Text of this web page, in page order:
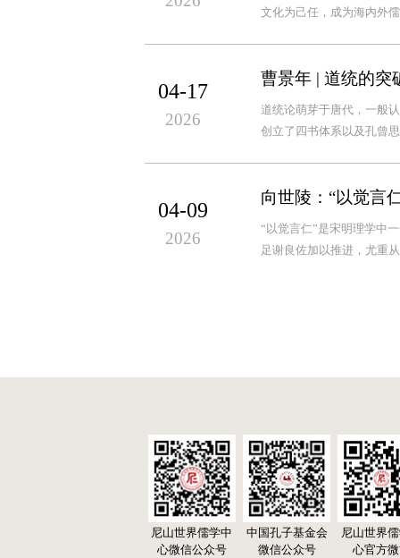
文化为己任，成为海内外
04-17
2026
曹景年 | 道统的突
道统论萌芽于唐代，一般
创立了四书体系以及孔曾
04-09
2026
向世陵：“以觉言
“以觉言仁”是宋明理学中
足谢良佐加以推进，尤重
尼山世界儒学中
心微信公众号
中国孔子基金会
微信公众号
尼山世界
心官方